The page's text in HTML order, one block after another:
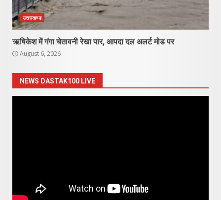
उत्तराखण्ड
ऋषिकेश में गंगा चेतावनी रेखा पार, आपदा दल अलर्ट मोड पर
August 6, 2026
NEWS DASTAK100 LIVE